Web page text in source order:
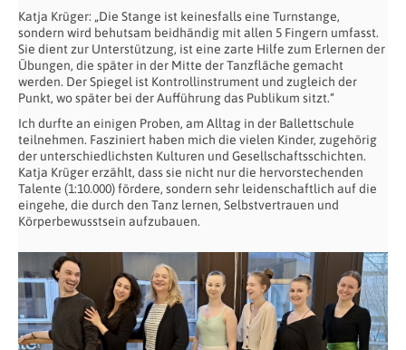
Katja Krüger: „Die Stange ist keinesfalls eine Turnstange,
sondern wird behutsam beidhändig mit allen 5 Fingern umfasst.
Sie dient zur Unterstützung, ist eine zarte Hilfe zum Erlernen der
Übungen, die später in der Mitte der Tanzfläche gemacht
werden. Der Spiegel ist Kontrollinstrument und zugleich der
Punkt, wo später bei der Aufführung das Publikum sitzt.“
Ich durfte an einigen Proben, am Alltag in der Ballettschule
teilnehmen. Fasziniert haben mich die vielen Kinder, zugehörig
der unterschiedlichsten Kulturen und Gesellschaftsschichten.
Katja Krüger erzählt, dass sie nicht nur die hervorstechenden
Talente (1:10.000) fördere, sondern sehr leidenschaftlich auf die
eingehe, die durch den Tanz lernen, Selbstvertrauen und
Körperbewusstsein aufzubauen.